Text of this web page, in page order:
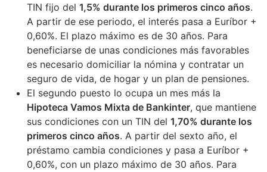
TIN fijo del 1,5% durante los primeros cinco años.
A partir de ese periodo, el interés pasa a Euríbor +
0,60%. El plazo máximo es de 30 años. Para
beneficiarse de unas condiciones más favorables
es necesario domiciliar la nómina y contratar un
seguro de vida, de hogar y un plan de pensiones.
El segundo puesto lo ocupa un mes más la
Hipoteca Vamos Mixta de Bankinter, que mantiene
sus condiciones con un TIN del 1,70% durante los
primeros cinco años. A partir del sexto año, el
préstamo cambia condiciones y pasa a Euríbor +
0,60%, con un plazo máximo de 30 años. Para